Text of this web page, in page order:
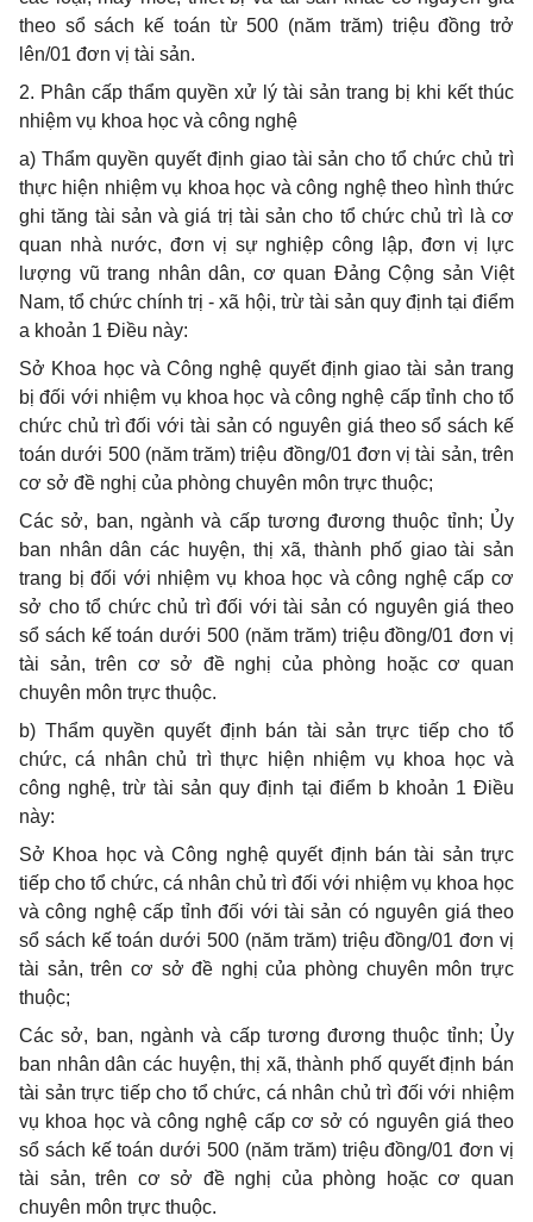
theo sổ sách kế toán từ 500 (năm trăm) triệu đồng trở
lên/01 đơn vị tài sản.
2. Phân cấp thẩm quyền xử lý tài sản trang bị khi kết thúc
nhiệm vụ khoa học và công nghệ
a) Thẩm quyền quyết định giao tài sản cho tổ chức chủ trì
thực hiện nhiệm vụ khoa học và công nghệ theo hình thức
ghi tăng tài sản và giá trị tài sản cho tổ chức chủ trì là cơ
quan nhà nước, đơn vị sự nghiệp công lập, đơn vị lực
lượng vũ trang nhân dân, cơ quan Đảng Cộng sản Việt
Nam, tổ chức chính trị - xã hội, trừ tài sản quy định tại điểm
a khoản 1 Điều này:
Sở Khoa học và Công nghệ quyết định giao tài sản trang
bị đối với nhiệm vụ khoa học và công nghệ cấp tỉnh cho tổ
chức chủ trì đối với tài sản có nguyên giá theo sổ sách kế
toán dưới 500 (năm trăm) triệu đồng/01 đơn vị tài sản, trên
cơ sở đề nghị của phòng chuyên môn trực thuộc;
Các sở, ban, ngành và cấp tương đương thuộc tỉnh; Ủy
ban nhân dân các huyện, thị xã, thành phố giao tài sản
trang bị đối với nhiệm vụ khoa học và công nghệ cấp cơ
sở cho tổ chức chủ trì đối với tài sản có nguyên giá theo
sổ sách kế toán dưới 500 (năm trăm) triệu đồng/01 đơn vị
tài sản, trên cơ sở đề nghị của phòng hoặc cơ quan
chuyên môn trực thuộc.
b) Thẩm quyền quyết định bán tài sản trực tiếp cho tổ
chức, cá nhân chủ trì thực hiện nhiệm vụ khoa học và
công nghệ, trừ tài sản quy định tại điểm b khoản 1 Điều
này:
Sở Khoa học và Công nghệ quyết định bán tài sản trực
tiếp cho tổ chức, cá nhân chủ trì đối với nhiệm vụ khoa học
và công nghệ cấp tỉnh đối với tài sản có nguyên giá theo
sổ sách kế toán dưới 500 (năm trăm) triệu đồng/01 đơn vị
tài sản, trên cơ sở đề nghị của phòng chuyên môn trực
thuộc;
Các sở, ban, ngành và cấp tương đương thuộc tỉnh; Ủy
ban nhân dân các huyện, thị xã, thành phố quyết định bán
tài sản trực tiếp cho tổ chức, cá nhân chủ trì đối với nhiệm
vụ khoa học và công nghệ cấp cơ sở có nguyên giá theo
sổ sách kế toán dưới 500 (năm trăm) triệu đồng/01 đơn vị
tài sản, trên cơ sở đề nghị của phòng hoặc cơ quan
chuyên môn trực thuộc.